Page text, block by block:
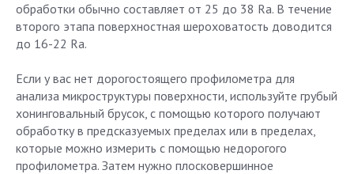
обработки обычно составляет от 25 до 38 Ra. В течение
второго этапа поверхностная шероховатость доводится
до 16-22 Ra.
Если у вас нет дорогостоящего профилометра для
анализа микроструктуры поверхности, используйте грубый
хонинговальный брусок, с помощью которого получают
обработку в предсказуемых пределах или в пределах,
которые можно измерить с помощью недорогого
профилометра. Затем нужно плосковершинное